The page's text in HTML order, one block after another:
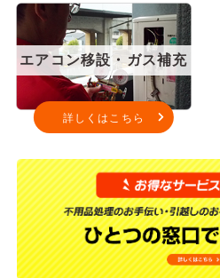
エアコン移設・ガス補充
詳しくはこちら